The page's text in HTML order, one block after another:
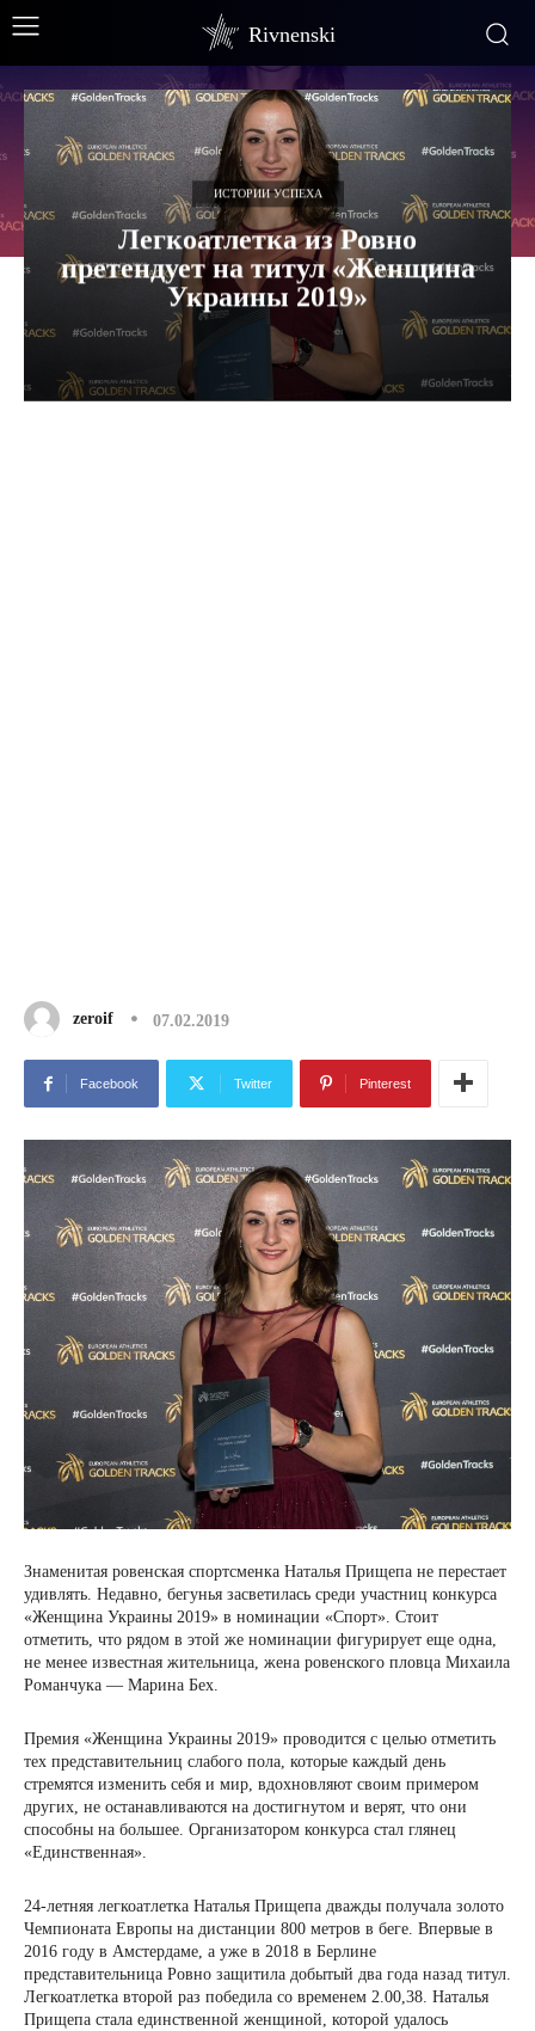
Rivnenski
ИСТОРИИ УСПЕХА
Легкоатлетка из Ровно
претендует на титул «Женщина
Украины 2019»
zeroif 07.02.2019
Facebook Twitter Pinterest
Знаменитая ровенская спортсменка Наталья Прищепа не перестает
удивлять. Недавно, бегунья засветилась среди участниц конкурса
«Женщина Украины 2019» в номинации «Спорт». Стоит
отметить, что рядом в этой же номинации фигурирует еще одна,
не менее известная жительница, жена ровенского пловца Михаила
Романчука — Марина Бех.
Премия «Женщина Украины 2019» проводится с целью отметить
тех представительниц слабого пола, которые каждый день
стремятся изменить себя и мир, вдохновляют своим примером
других, не останавливаются на достигнутом и верят, что они
способны на большее. Организатором конкурса стал глянец
«Единственная».
24-летняя легкоатлетка Наталья Прищепа дважды получала золото
Чемпионата Европы на дистанции 800 метров в беге. Впервые в
2016 году в Амстердаме, а уже в 2018 в Берлине
представительница Ровно защитила добытый два года назад титул.
Легкоатлетка второй раз победила со временем 2.00,38. Наталья
Прищепа стала единственной женщиной, которой удалось